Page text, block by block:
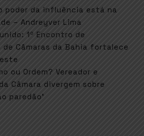
poder da influência está na
– Andreyver Lima
1º Encontro de
de Câmaras da Bahia fortalece
ou Ordem? Vereador e
Câmara divergem sobre
paredão’